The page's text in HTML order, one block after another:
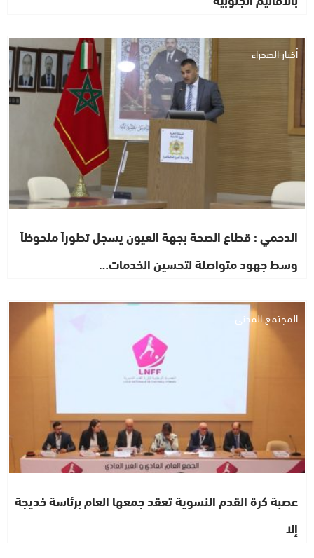
أخبار الصحراء
الدحمي : قطاع الصحة بجهة العيون يسجل تطوراً ملحوظاً
وسط جهود متواصلة لتحسين الخدمات…
المجتمع المدني
عصبة كرة القدم النسوية تعقد جمعها العام برئاسة خديجة
إلا